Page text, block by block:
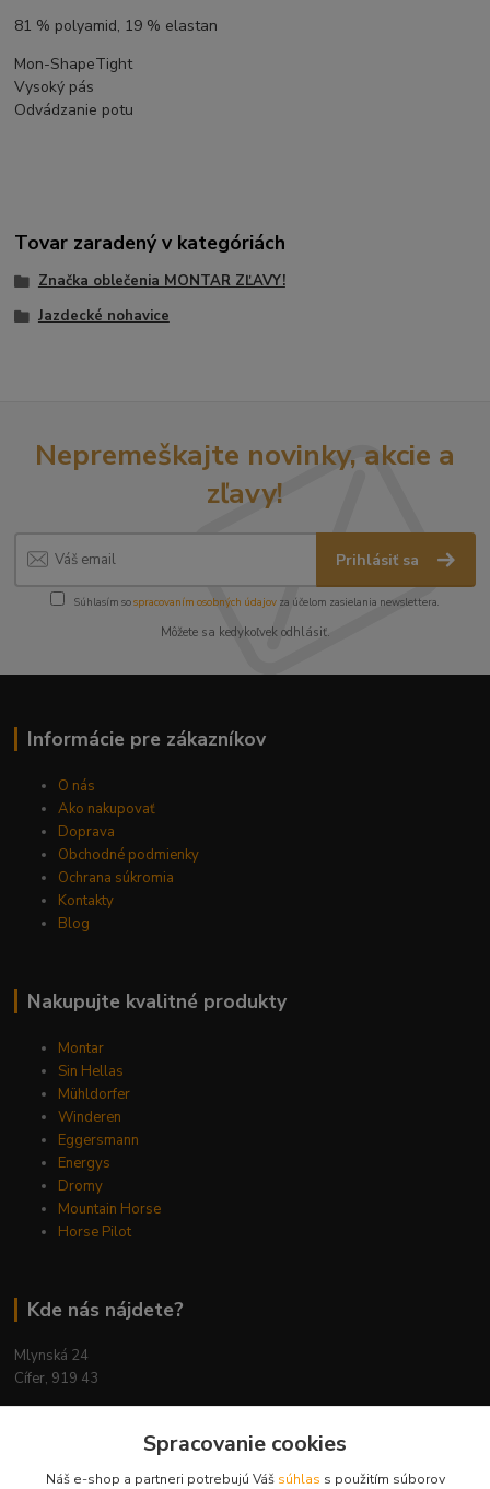
81 % polyamid, 19 % elastan
Mon-ShapeTight
Vysoký pás
Odvádzanie potu
Tovar zaradený v kategóriách
Značka oblečenia MONTAR ZĽAVY!
Jazdecké nohavice
Nepremeškajte novinky, akcie a
zľavy!
Prihlásiť sa
Súhlasím sospracovaním osobných údajov za účelom zasielania newslettera.
Môžete sa kedykoľvek odhlásiť.
Informácie pre zákazníkov
O nás
Ako nakupovať
Doprava
Obchodné podmienky
Ochrana súkromia
Kontakty
Blog
Nakupujte kvalitné produkty
Montar
Sin Hellas
Mühldorfer
Winderen
Eggersmann
Energys
Dromy
Mountain Horse
Horse Pilot
Kde nás nájdete?
Mlynská 24
Cífer, 919 43
Spracovanie cookies
Náš e-shop a partneri potrebujú Váš súhlas s použitím súborov